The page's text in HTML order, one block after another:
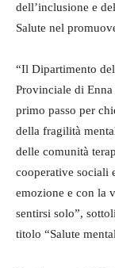
dell’inclusione e
Salute nel
“Il Dipartimento
Provinciale di
primo passo per
della fragilità
delle comunità
cooperative sociali
emozione e con la
sentirsi solo”,
titolo “Salute